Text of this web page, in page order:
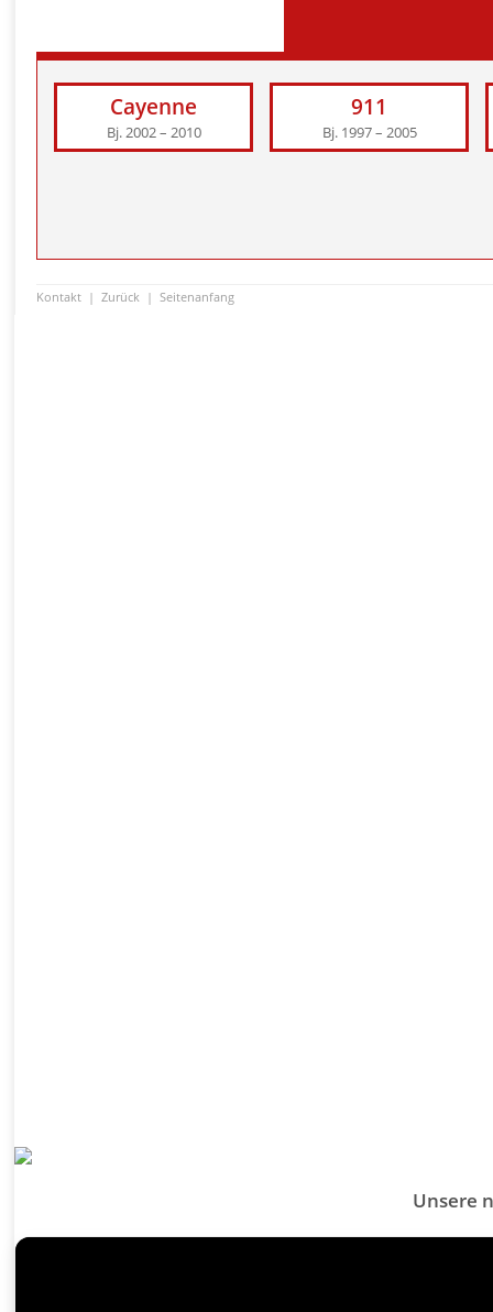
Cayenne
Bj. 2002 – 2010
911
Bj. 1997 – 2005
Kontakt | Zurück | Seitenanfang
Unsere